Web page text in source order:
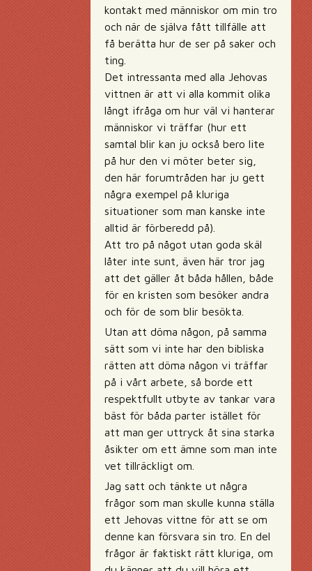
kontakt med människor om min tro
och när de själva fått tillfälle att
få berätta hur de ser på saker och
ting.
Det intressanta med alla Jehovas
vittnen är att vi alla kommit olika
långt ifråga om hur väl vi hanterar
människor vi träffar (hur ett
samtal blir kan ju också bero lite
på hur den vi möter beter sig,
den här forumtråden har ju gett
några exempel på kluriga
situationer som man kanske inte
alltid är förberedd på).
Att tro på något utan goda skäl
låter inte sunt, även här tror jag
att det gäller åt båda hållen, både
för en kristen som besöker andra
och för de som blir besökta.
Utan att döma någon, på samma
sätt som vi inte har den bibliska
rätten att döma någon vi träffar
på i vårt arbete, så borde ett
respektfullt utbyte av tankar vara
bäst för båda parter istället för
att man ger uttryck åt sina starka
åsikter om ett ämne som man inte
vet tillräckligt om.
Jag satt och tänkte ut några
frågor som man skulle kunna ställa
ett Jehovas vittne för att se om
denne kan försvara sin tro. En del
frågor är faktiskt rätt kluriga, om